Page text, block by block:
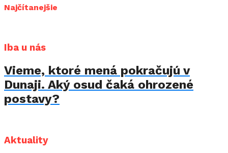
Najčítanejšie
Iba u nás
Vieme, ktoré mená pokračujú v
Dunaji. Aký osud čaká ohrozené
postavy?
Aktuality